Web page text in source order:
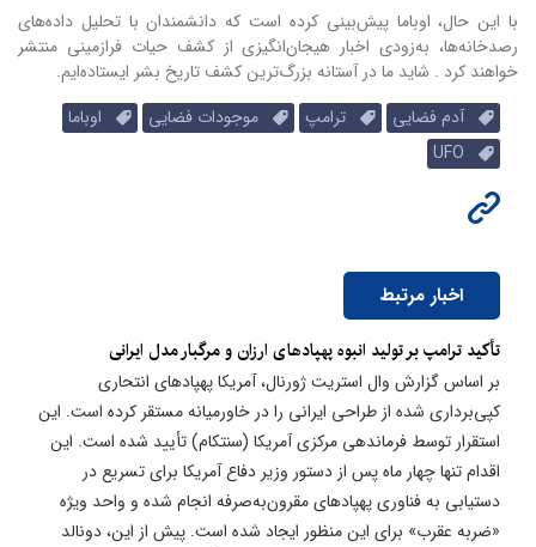
با این حال، اوباما پیش‌بینی کرده است که دانشمندان با تحلیل داده‌های
رصدخانه‌ها، به‌زودی اخبار هیجان‌انگیزی از کشف حیات فرازمینی منتشر
خواهند کرد . شاید ما در آستانه بزرگ‌ترین کشف تاریخ بشر ایستاده‌ایم.
آدم فضایی
ترامپ موجودات فضایی
اوباما
اخبار مرتبط
تأکید ترامپ بر تولید انبوه پهپادهای ارزان و مرگبار مدل ایرانی
بر اساس گزارش وال استریت ژورنال، آمریکا پهپادهای انتحاری
کپی‌برداری شده از طراحی ایرانی را در خاورمیانه مستقر کرده است. این
استقرار توسط فرماندهی مرکزی آمریکا (سنتکام) تأیید شده است. این
اقدام تنها چهار ماه پس از دستور وزیر دفاع آمریکا برای تسریع در
دستیابی به فناوری پهپادهای مقرون‌به‌صرفه انجام شده و واحد ویژه
«ضربه عقرب» برای این منظور ایجاد شده است. پیش از این، دونالد